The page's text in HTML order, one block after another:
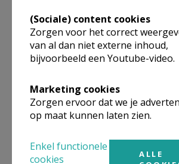
Zinderende
De Zindering
(Sociale) content cookies
Zorgen voor het correct
van al dan niet externe inhoud,
bijvoorbeeld een Youtube-video.
Marketing cookies
Zorgen ervoor dat we je
op maat kunnen laten zien.
Enkel functionele
cookies
ALLE